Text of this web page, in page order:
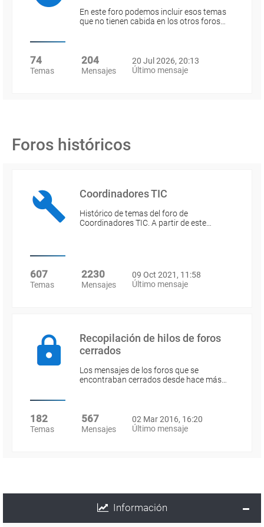
En este foro podemos incluir esos temas
que no tienen cabida en los otros foros…
74
Temas
204
Mensajes
20 Jul 2026, 20:13
Último mensaje
Foros históricos
Coordinadores TIC
Histórico de temas del foro de
Coordinadores TIC. A partir de este…
607
Temas
2230
Mensajes
09 Oct 2021, 11:58
Último mensaje
Recopilación de hilos de foros
cerrados
Los mensajes de los foros que se
encontraban cerrados desde hace más…
182
Temas
567
Mensajes
02 Mar 2016, 16:20
Último mensaje
Información